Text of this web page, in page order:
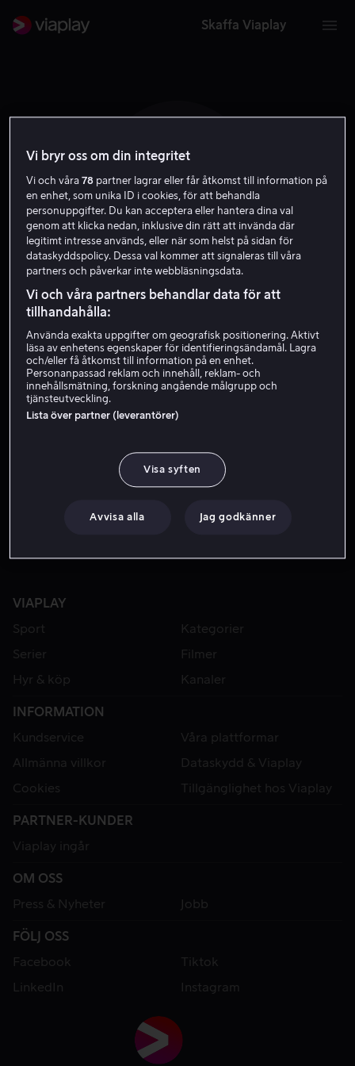
Skaffa Viaplay
T L W
Tommy Lee Wallace
VIAPLAY
Sport
Kategorier
Serier
Filmer
Hyr & köp
Kanaler
INFORMATION
Kundservice
Våra plattformar
Allmänna villkor
Dataskydd & Viaplay
Cookies
Tillgänglighet hos Viaplay
PARTNER-KUNDER
Viaplay ingår
OM OSS
Press & Nyheter
Jobb
FÖLJ OSS
Facebook
Tiktok
LinkedIn
Instagram
Vi bryr oss om din integritet
Vi och våra78 partner lagrar eller får åtkomst till information på
en enhet, som unika ID i cookies, för att behandla
personuppgifter. Du kan acceptera eller hantera dina val
genom att klicka nedan, inklusive din rätt att invända där
legitimt intresse används, eller när som helst på sidan för
dataskyddspolicy. Dessa val kommer att signaleras till våra
partners och påverkar inte webbläsningsdata.
Vi och våra partners behandlar data för att
tillhandahålla:
Använda exakta uppgifter om geografisk positionering. Aktivt
läsa av enhetens egenskaper för identifieringsändamål. Lagra
och/eller få åtkomst till information på en enhet.
Personanpassad reklam och innehåll, reklam- och
innehållsmätning, forskning angående målgrupp och
tjänsteutveckling.
Lista över partner (leverantörer)
Visa syften
Avvisa alla Jag godkänner